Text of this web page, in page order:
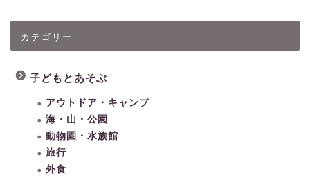
カテゴリー
子どもとあそぶ
アウトドア・キャンプ
海・山・公園
動物園・水族館
旅行
外食